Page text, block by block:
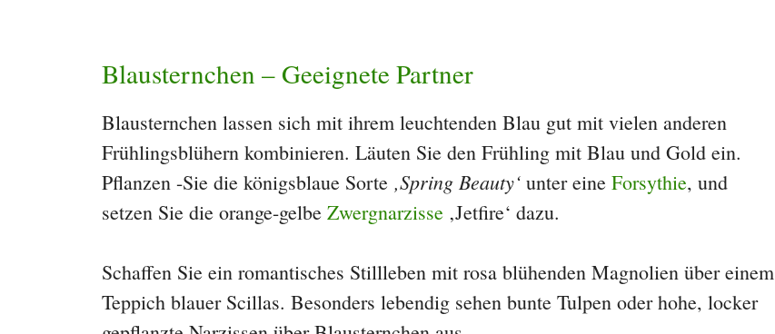
Blausternchen – Geeignete Partner
Blausternchen lassen sich mit ihrem leuchtenden Blau gut mit vielen anderen
Frühlingsblühern kombinieren. Läuten Sie den Frühling mit Blau und Gold ein.
Pflanzen -Sie die königsblaue Sorte ‚Spring Beauty‘ unter eine Forsythie, und
setzen Sie die orange-gelbe Zwergnarzisse ‚Jetfire‘ dazu.
Schaffen Sie ein romantisches Stillleben mit rosa blühenden Magnolien über einem
Teppich blauer Scillas. Besonders lebendig sehen bunte Tulpen oder hohe, locker